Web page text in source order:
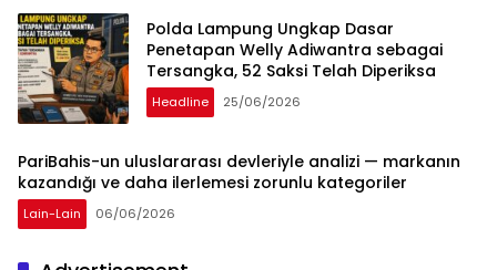
Polda Lampung Ungkap Dasar
Penetapan Welly Adiwantra sebagai
Tersangka, 52 Saksi Telah Diperiksa
Headline 25/06/2026
PariBahis-un uluslararası devleriyle analizi — markanın
kazandığı ve daha ilerlemesi zorunlu kategoriler
Lain-Lain 06/06/2026